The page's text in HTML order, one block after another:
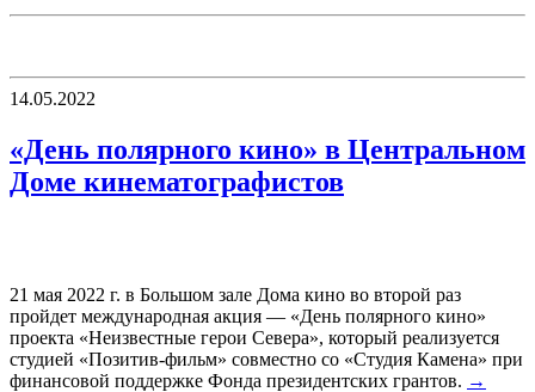
14.05.2022
«День полярного кино» в Центральном
Доме кинематографистов
21 мая 2022 г. в Большом зале Дома кино во второй раз
пройдет международная акция — «День полярного кино»
проекта «Неизвестные герои Севера», который реализуется
студией «Позитив-фильм» совместно со «Студия Камена» при
финансовой поддержке Фонда президентских грантов. →